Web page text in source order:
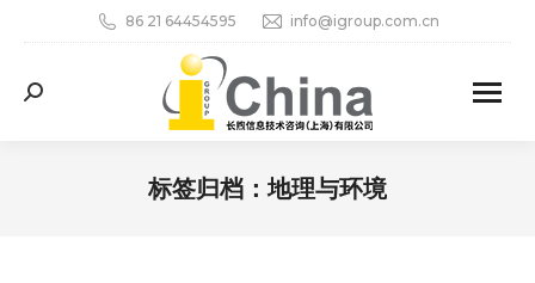
86 21 64454595 info@igroup.com.cn
Search:
标签归档：地理与环境